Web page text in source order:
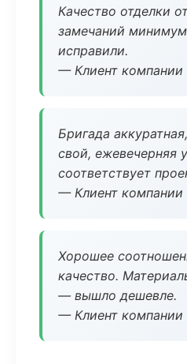
Качество отделки
замечаний
исправили.
— Клиент компании
Бригада
свой, ежевечерняя
соответствует
— Клиент компании
Хорошее
качество.
— вышло дешевле.
— Клиент компании